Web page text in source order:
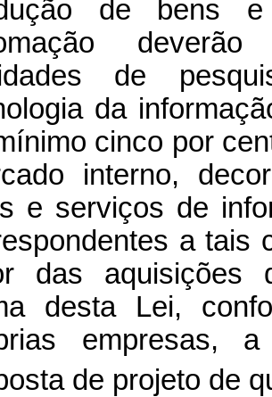
de bens
de
da
cinco por
interno,
e serviços de
a tais
das aquisições
desta Lei,
empresas,
de projeto de